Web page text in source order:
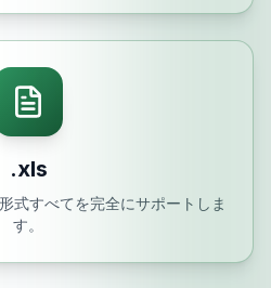
.xls
式すべてを完全にサポートしま
す。